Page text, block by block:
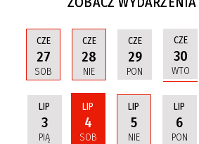
CZE
27
SOB
CZE
28
NIE
CZE
29
PON
CZE
30
WTO
LIP
3
PIĄ
LIP
4
SOB
LIP
5
NIE
LIP
6
PON